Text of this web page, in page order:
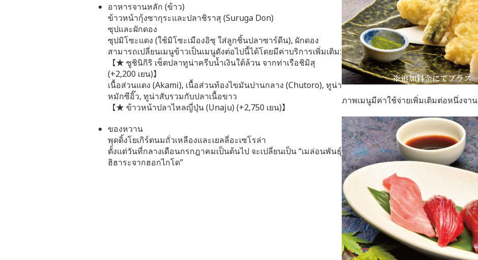
อาหารจานหลัก (ข้าว)
ข้าวหน้ากุ้งซากุระและปลาชิราสุ (Suruga Don)
ซุปและผักดอง
ซุปมิโซะแดง (ใช้มิโซะเมืองอิซุ ใส่ลูกชิ้นปลาซาร์ดีน), ผักดอง
สามารถเปลี่ยนเมนูข้าวเป็นเมนูดังต่อไปนี้ได้โดยมีค่าบริการเพิ่มเติม:
【★ ซูชินิกิริ เซ็ตปลาทูน่าครีบน้ำเงินใต้ล้วน จากท่าเรือชิมิสุ
(+2,200 เยน)】
เนื้อส่วนแดง (Akami), เนื้อส่วนท้องไขมันปานกลาง (Chutoro), ทูน่า
หมักซีอิ๊ว, ทูน่าสับรวมกับปลาเนื้อขาว
【★ ข้าวหน้าปลาไหลญี่ปุ่น (Unaju) (+2,750 เยน)】
ของหวาน
พุดดิ้งโยเกิร์ตนมถั่วเหลืองและเยลลี่อะเซโรล่า
ตั้งแต่วันที่กลางเดือนกรกฎาคมเป็นต้นไป จะเปลี่ยนเป็น “เมล่อนพันธุ์
ฮิฮาระจากฮอกไกโด”
ภาพเมนูมีค่าใช้จ่ายเพิ่มเติมต่อหนึ่งจาน